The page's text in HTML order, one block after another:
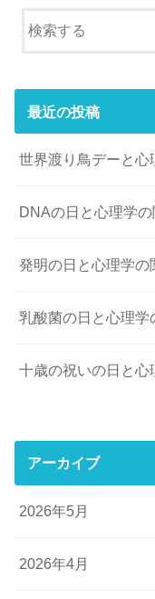
最近の投稿
世界渡り鳥デーと心
DNAの日と心理学
発明の日と心理学の
乳酸菌の日と心理学
十歳の祝いの日と心
アーカイブ
2026年5月
2026年4月